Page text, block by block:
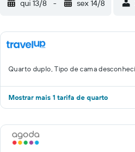
qui 13/8 - sex 14/8
Quarto duplo, Tipo de cama
Mostrar mais 1 tarifa de quarto